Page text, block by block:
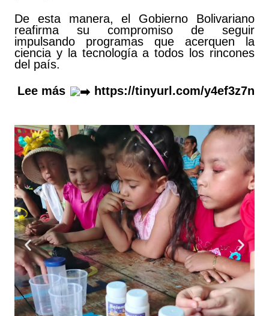
De esta manera, el Gobierno Bolivariano
reafirma su compromiso de seguir
impulsando programas que acerquen la
ciencia y la tecnología a todos los rincones
del país.
Lee más
https://tinyurl.com/y4ef3z7n